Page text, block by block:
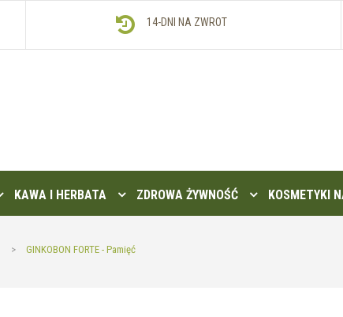
14-DNI NA ZWROT
KAWA I HERBATA ZDROWA ŻYWNOŚĆ KOSMETYKI
> GINKOBON FORTE - Pamięć